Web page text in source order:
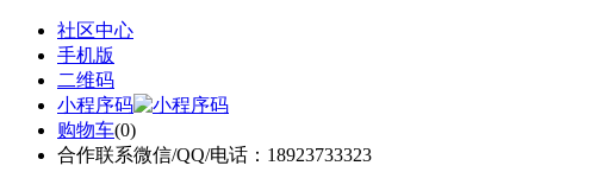
社区中心
手机版
二维码
小程序码
购物车(0)
合作联系微信/QQ/电话：18923733323